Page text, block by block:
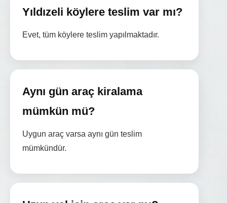
Yıldızeli köylere teslim var mı?
Evet, tüm köylere teslim yapılmaktadır.
Aynı gün araç kiralama
mümkün mü?
Uygun araç varsa aynı gün teslim
mümkündür.